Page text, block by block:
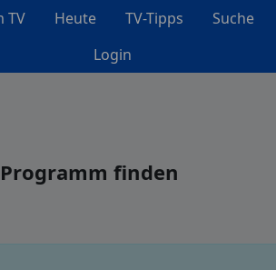
TV Heute TV-Tipps Suche
Login
finden